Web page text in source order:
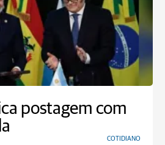
postagem com
COTIDIANO